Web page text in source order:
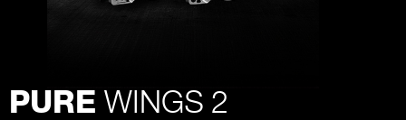
PURE WINGS 2